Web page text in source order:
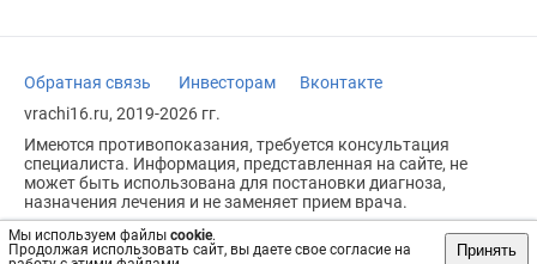
Мы используем файлы cookie.
Продолжая использовать сайт, вы даете свое согласие на
Принять
Обратная связь Инвесторам
Вконтакте
vrachi16.ru, 2019-2026 гг.
Имеются противопоказания, требуется консультация
специалиста. Информация, представленная на сайте, не
может быть использована для постановки диагноза,
назначения лечения и не заменяет прием врача.
Возрастное ограничение: 18+